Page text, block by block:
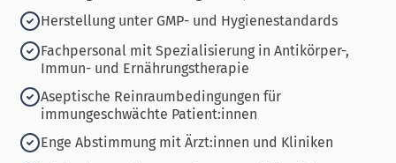
Herstellung unter GMP- und Hygienestandards
Fachpersonal mit Spezialisierung in Antikörper-,
Immun- und Ernährungstherapie
Aseptische Reinraumbedingungen für
immungeschwächte Patient:innen
Enge Abstimmung mit Ärzt:innen und Kliniken